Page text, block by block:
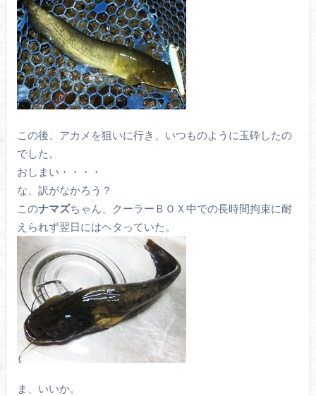
この後、アカメを狙いに行き、いつものように玉砕したの
でした。
おしまい・・・・
な、訳がなかろう？
このナマズちゃん、クーラーＢＯＸ中での長時間拘束に耐
えられず翌日にはヘタっていた。
ま、いいか。